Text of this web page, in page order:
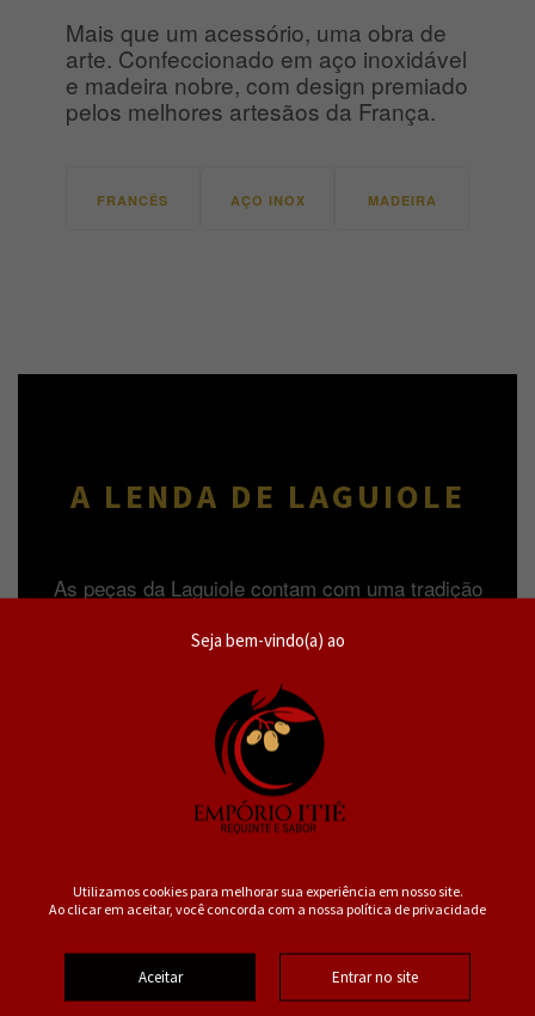
Seja bem-vindo(a) ao
Utilizamos cookies para melhorar sua experiência em nosso site.
Ao clicar em aceitar, você concorda com a nossa política de privacidade
Aceitar Entrar no site
Mais que um acessório, uma obra de
arte. Confeccionado em aço inoxidável
e madeira nobre, com design premiado
pelos melhores artesãos da França.
FRANCÊS AÇO INOX MADEIRA
A LENDA DE LAGUIOLE
As peças da Laguiole contam com uma tradição
melhores artesãos da França, são ícones
mundiais presentes nas mesas mais sofisticadas.
Este modelo Ultra Premium da La Tour é feito para
profissionais e conhecedores exigentes que
buscam a precisão absoluta em sua adega.
ARTESANATO
por mestres artesãos franceses.